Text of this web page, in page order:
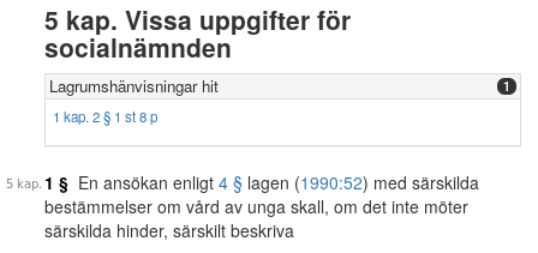
5 kap. Vissa uppgifter för
socialnämnden
Lagrumshänvisningar hit 1
1 kap. 2 § 1 st 8 p
1 § En ansökan enligt 4 § lagen (1990:52) med särskilda
bestämmelser om vård av unga skall, om det inte möter
särskilda hinder, särskilt beskriva